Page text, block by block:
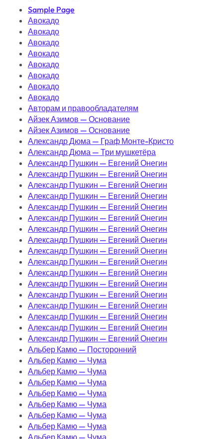
Sample Page
Авокадо
Авокадо
Авокадо
Авокадо
Авокадо
Авокадо
Авокадо
Авокадо
Авторам и правообладателям
Айзек Азимов — Основание
Айзек Азимов — Основание
Александр Дюма — Граф Монте-Кристо
Александр Дюма — Три мушкетёра
Александр Пушкин — Евгений Онегин
Александр Пушкин — Евгений Онегин
Александр Пушкин — Евгений Онегин
Александр Пушкин — Евгений Онегин
Александр Пушкин — Евгений Онегин
Александр Пушкин — Евгений Онегин
Александр Пушкин — Евгений Онегин
Александр Пушкин — Евгений Онегин
Александр Пушкин — Евгений Онегин
Александр Пушкин — Евгений Онегин
Александр Пушкин — Евгений Онегин
Александр Пушкин — Евгений Онегин
Александр Пушкин — Евгений Онегин
Александр Пушкин — Евгений Онегин
Александр Пушкин — Евгений Онегин
Александр Пушкин — Евгений Онегин
Александр Пушкин — Евгений Онегин
Альбер Камю — Посторонний
Альбер Камю — Чума
Альбер Камю — Чума
Альбер Камю — Чума
Альбер Камю — Чума
Альбер Камю — Чума
Альбер Камю — Чума
Альбер Камю — Чума
Альбер Камю — Чума